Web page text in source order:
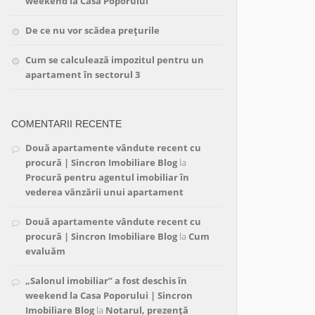
De ce nu vor scădea prețurile
Cum se calculează impozitul pentru un
apartament în sectorul 3
COMENTARII RECENTE
Două apartamente vândute recent cu
procură | Sincron Imobiliare Blog la
Procură pentru agentul imobiliar în
vederea vânzării unui apartament
Două apartamente vândute recent cu
procură | Sincron Imobiliare Blog la Cum
evaluăm
„Salonul imobiliar” a fost deschis în
weekend la Casa Poporului | Sincron
Imobiliare Blog la Notarul, prezență